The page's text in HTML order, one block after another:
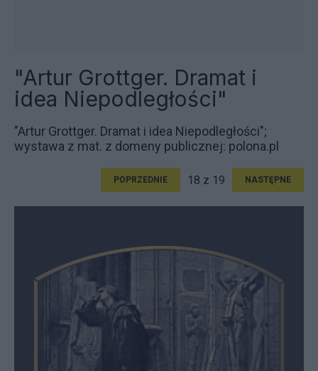
"Artur Grottger. Dramat i
idea Niepodległości"
"Artur Grottger. Dramat i idea Niepodległości";
wystawa z mat. z domeny publicznej: polona.pl
POPRZEDNIE 18 z 19 NASTĘPNE